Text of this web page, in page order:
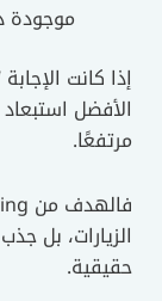
موجودة
إذا كانت
الأفضل
مرتفعًا.
الزيارات، بل
حقيقية.